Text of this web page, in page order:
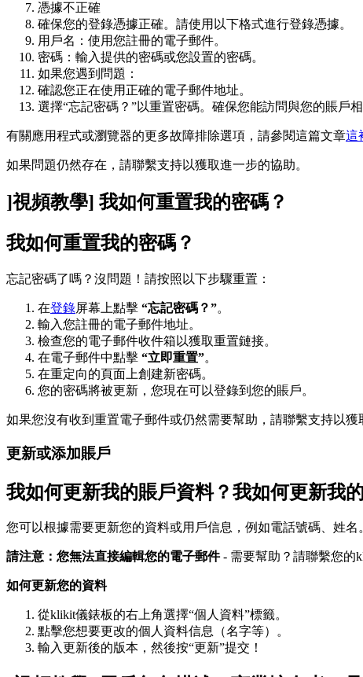
憑據不正確
確保您的登錄憑據正確。請使用以下格式進行登錄憑據。
用戶名：使用您註冊的電子郵件。
密碼：輸入提供的密碼或您設置的密碼。
如果您遇到問題：
確認您正在使用正確的電子郵件地址。
選擇“忘記密碼？”以重置密碼。確保您能訪問與您的賬戶相
有關應用程式或瀏覽器的更多故障排除選項，請參閱這篇文章這
如果問題仍然存在，請聯繫支持以獲取進一步的協助。
]視頻教學] 我如何重置我的密碼？
我如何重置我的密碼？
忘記密碼了嗎？沒問題！請按照以下步驟重置：
在登錄屏幕上點擊 “忘記密碼？”。
輸入您註冊的電子郵件地址。
檢查您的電子郵件收件箱以獲取重置鏈接。
在電子郵件中點擊 “立即重置”。
在重定向的頁面上創建新密碼。
您的密碼將被更新，您現在可以登錄到您的賬戶。
如果您沒有收到重置電子郵件或仍然需要幫助，請聯繫支持以獲
更新或添加賬戶
我如何更新我的賬戶資料？我如何更新我
您可以根據需要更新您的資料或用戶信息，例如電話號碼、姓名
請注意：您無法直接編輯您的電子郵件- 需要幫助？請聯繫您的
如何更新您的資料
從klikit儀錶板的右上角選擇“個人資料”標籤。
點擊您想要更改的個人資料信息（名字等）。
輸入更新後的版本，然後按“更新”提交！